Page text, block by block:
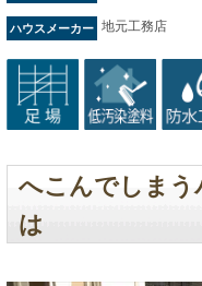
ハウスメーカー 地元工務店
へこんでしまう
は